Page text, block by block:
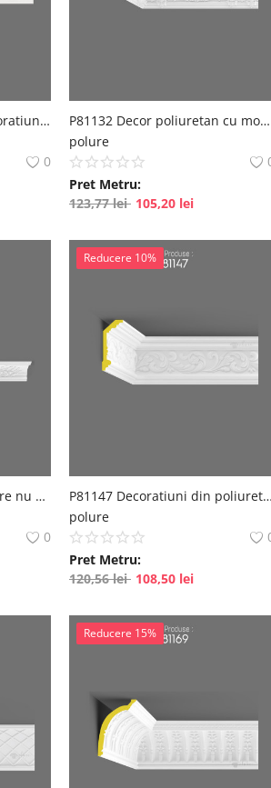
P81110 Producția de decoratiuni de perete din poliuretan
0
P81132 Decor poliuretan cu model decorativ
polure
Pret Metru:
123,77lei 105,20 lei
P83091A Produsele noastre nu sunt din ipsos sau polistiren
0
Reducere 10%
P81147 Decoratiuni din poliuretan cu model
polure
Pret Metru:
120,56lei 108,50 lei
Reducere 15%